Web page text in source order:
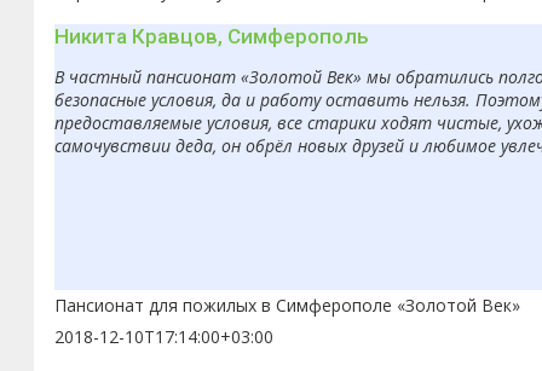
Никита Кравцов, Симферополь
В частный пансионат «Золотой Век» мы обратились
безопасные условия, да и работу оставить нельзя.
предоставляемые условия, все старики ходят чистые,
самочувствии деда, он обрёл новых друзей и любимое
Пансионат для пожилых в Симферополе «Золотой Век»
2018-12-10T17:14:00+03:00